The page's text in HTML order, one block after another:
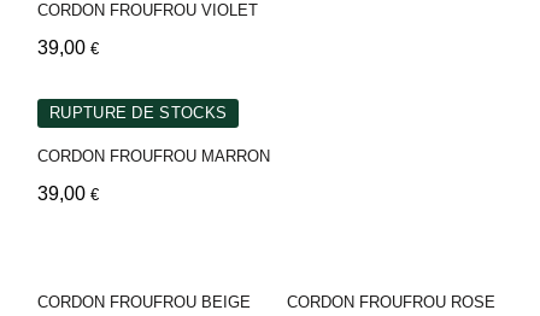
CORDON FROUFROU VIOLET
39,00 €
RUPTURE DE STOCKS
CORDON FROUFROU MARRON
39,00 €
CORDON FROUFROU BEIGE CORDON FROUFROU ROSE